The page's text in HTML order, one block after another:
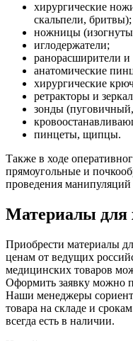
хирургические
скальпели, бритвы);
ножницы
иглодержатели;
ранорасширители
анатомические
хирургические
ретракторы и
зонды
пинцеты, щипцы.
Также в ходе
прямоугольные и
проведения манипуляций
Материалы для
Приобрести материалы
ценам от ведущих
медицинских товаров
Оформить заявку можно
Наши менеджеры
товара на складе и
всегда есть в наличии.